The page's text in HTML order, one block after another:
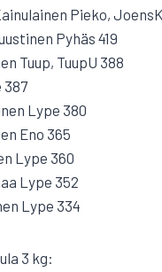
Pieko,
Pyhäs 419
Tuup, TuupU 388
387
Lype 380
Eno 365
Lype 360
Lype 352
Lype 334
3 kg: